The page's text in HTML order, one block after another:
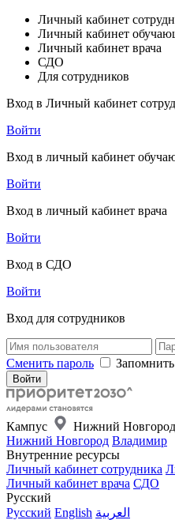
Личный кабинет
Личный кабинет
Личный кабинет врача
СДО
Для сотрудников
Вход в Личный кабинет
Войти
Вход в личный кабинет
Войти
Вход в личный кабинет врача
Войти
Вход в СДО
Войти
Вход для сотрудников
Сменить пароль
Кампус
Нижний Новгород
Нижний Новгород Владимир
Внутренние ресурсы
Личный кабинет сотрудника
Личный кабинет врача СДО
Русский
Русский English العربية